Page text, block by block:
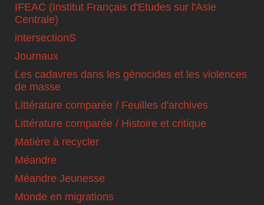
IFEAC (Institut Français d'Etudes sur l'Asie
Centrale)
intersectionS
Journaux
Les cadavres dans les génocides et les violences
de masse
Littérature comparée / Feuilles d'archives
Littérature comparée / Histoire et critique
Matière à recycler
Méandre
Méandre Jeunesse
Monde en migrations